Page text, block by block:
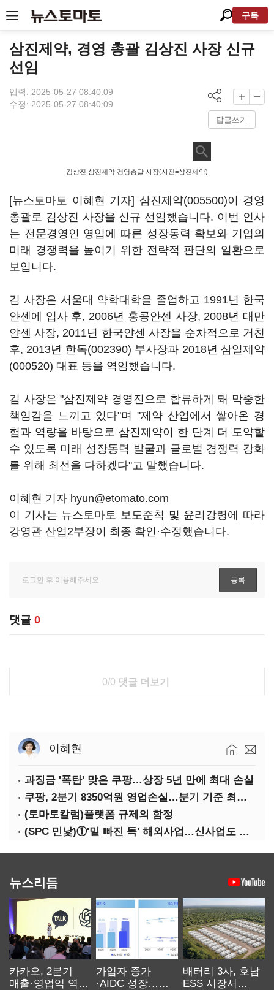
구독
삼진제약, 경영 총괄 김상진 사장 신규
선임
입력: 2025-05-27 08:40:09
수정: 2025-05-27 08:40:09
답글쓰기
김상진 삼진제약 경영총괄 사장(사진=삼진제약)
[뉴스토마토 이혜현 기자] 삼진제약(005500)이 경영
총괄로 김상진 사장을 신규 선임했습니다. 이번 인사
는 전문경영인 영입에 따른 성장동력 확보와 기업의
미래 경쟁력을 높이기 위한 전략적 판단의 일환으로
보입니다.
김 사장은 서울대 약학대학을 졸업하고 1991년 한국
얀센에 입사 후, 2006년 홍콩얀센 사장, 2008년 대만
얀센 사장, 2011년 한국얀센 사장을 순차적으로 거친
후, 2013년 한독(002390) 부사장과 2018년 삼일제약
(000520) 대표 등을 역임했습니다.
김 사장은 "삼진제약 경영진으로 합류하게 돼 막중한
책임감을 느끼고 있다"며 "제약 산업에서 쌓아온 경
험과 역량을 바탕으로 삼진제약이 한 단계 더 도약할
수 있도록 미래 성장동력 발굴과 글로벌 경쟁력 강화
를 위해 최선을 다하겠다"고 말했습니다.
이혜현 기자 hyun@etomato.com
이 기사는 뉴스토마토 보도준칙 및 윤리강령에 따라
강영관 산업2부장이 최종 확인·수정했습니다.
댓글 0
0/0 댓글 더보기
이혜현
과징금 '폭탄' 맞은 쿠팡…상장 5년 만에 최대 손실
쿠팡, 2분기 8350억원 영업손실…분기 기준 최대 적자
(토마토칼럼)플랫폼 규제의 함정
(SPC 민낯)①'밑 빠진 독' 해외사업…신사업도 경고등
뉴스리듬
카카오, 2분기
매출·영업익 역대
가입자 증가
·AIDC 성장…
배터리 3사, 호남
ESS 시장서